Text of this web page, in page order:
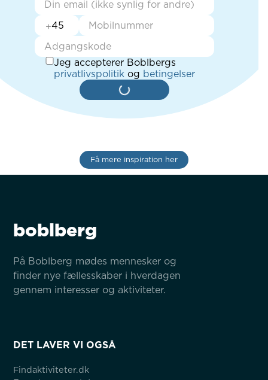
+
Jeg accepterer Boblbergs
privatlivspolitik og betingelser
Få mere inspiration her
boblberg
På Boblberg mødes mennesker og
finder nye fællesskaber i hverdagen
gennem interesser og aktiviteter.
DET LAVER VI OGSÅ
Findaktiviteter.dk